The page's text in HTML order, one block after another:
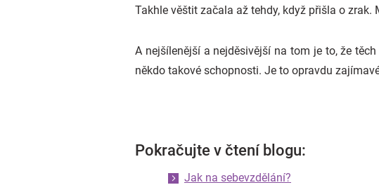
Takhle věštit začala až tehdy, když přišla o
A nejšílenější a nejděsivější na tom je to, že
někdo takové schopnosti. Je to opravdu
Pokračujte v čtení blogu:
Jak na sebevzdělání?